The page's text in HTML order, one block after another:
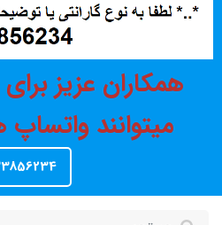
همکاران عزیز
میتوانند